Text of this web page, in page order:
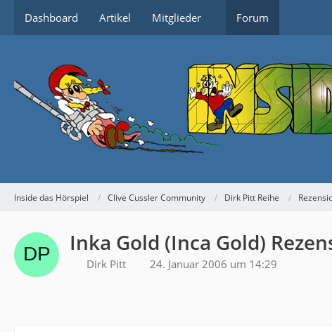
Dashboard Artikel Mitglieder Forum
Inside das Hörspiel Clive Cussler Community Dirk Pitt Reihe
Inka Gold (Inca Gold)
Dirk Pitt 24. Januar 2006 um 14:29